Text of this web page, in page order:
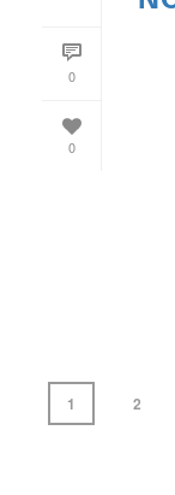
0
0
1 2